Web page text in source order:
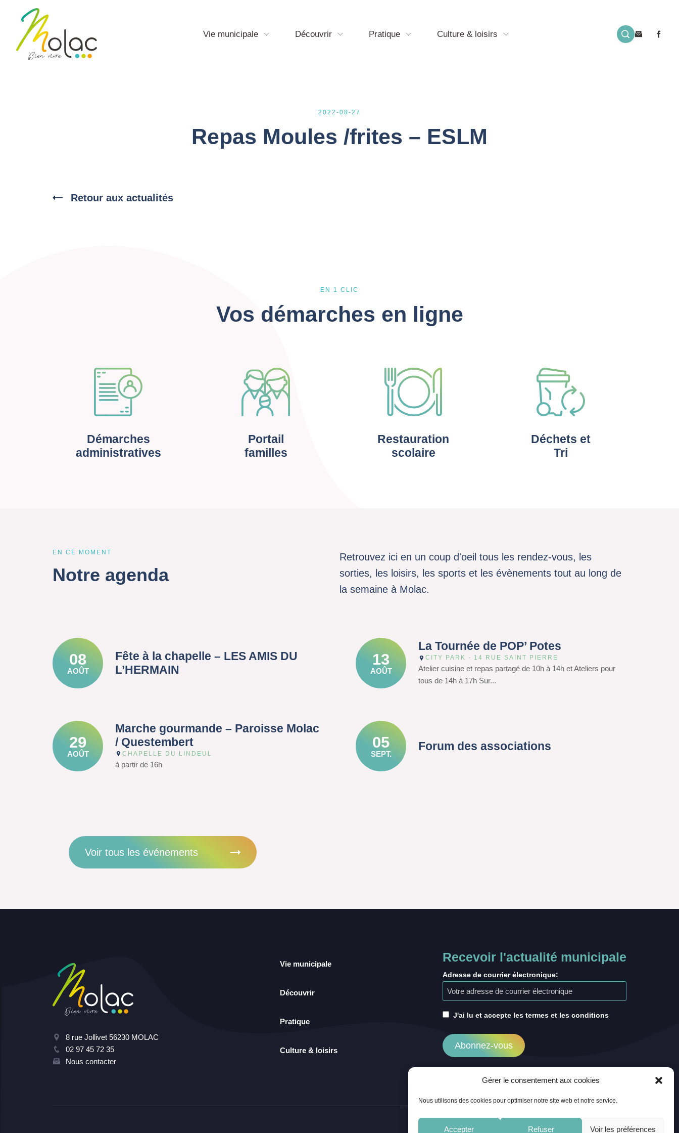
Gérer le consentement aux cookies
Nous utilisons des cookies pour optimiser notre site web et notre service.
Accepter Refuser Voir les préférences
Vie municipale Découvrir Pratique Culture & loisirs
2022-08-27
Repas Moules /frites – ESLM
Retour aux actualités
EN 1 CLIC
Vos démarches en ligne
Démarches
administratives
Portail
familles
Restauration
scolaire
Déchets et
Tri
EN CE MOMENT
Notre agenda
Retrouvez ici en un coup d'oeil tous les rendez-vous, les
sorties, les loisirs, les sports et les évènements tout au long de
la semaine à Molac.
08
AOÛT
Fête à la chapelle – LES AMIS DU
L’HERMAIN
13
AOÛT
La Tournée de POP’ Potes
CITY PARK - 14 RUE SAINT PIERRE
Atelier cuisine et repas partagé de 10h à 14h et Ateliers pour
tous de 14h à 17h Sur...
29
AOÛT
Marche gourmande – Paroisse Molac
/ Questembert
CHAPELLE DU LINDEUL
à partir de 16h
05
SEPT.
Forum des associations
Voir tous les événements
8 rue Jollivet 56230 MOLAC
02 97 45 72 35
Nous contacter
Vie municipale
Découvrir
Pratique
Culture & loisirs
Recevoir l'actualité municipale
Adresse de courrier électronique:
J'ai lu et accepte les termes et les conditions